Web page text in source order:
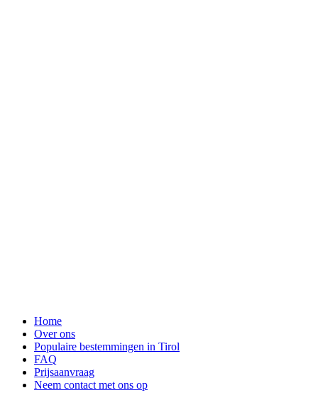
Home
Over ons
Populaire bestemmingen in Tirol
FAQ
Prijsaanvraag
Neem contact met ons op